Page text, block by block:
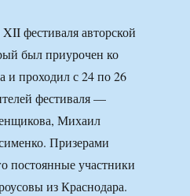
фестиваля авторской
был приурочен ко
и проходил с 24 по 26
фестиваля —
Михаил
Призерами
постоянные участники
из Краснодара.